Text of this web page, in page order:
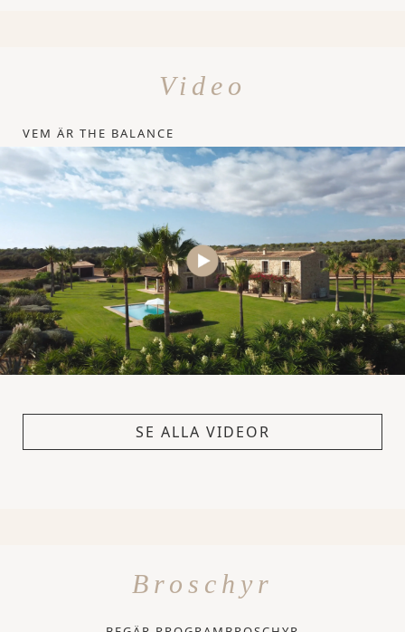
Video
VEM ÄR THE BALANCE
SE ALLA VIDEOR
Broschyr